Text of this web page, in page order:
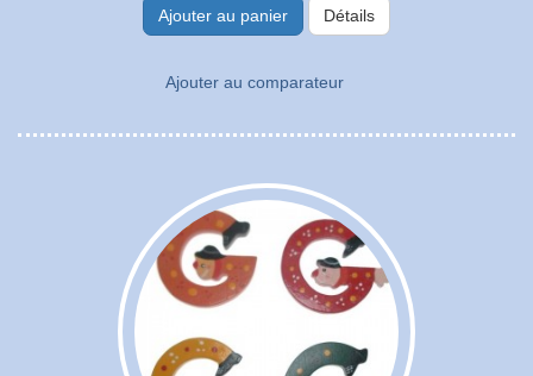
Ajouter au panier Détails
Ajouter au comparateur